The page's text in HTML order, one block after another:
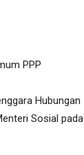
PPP
Hubungan
Sosial pada